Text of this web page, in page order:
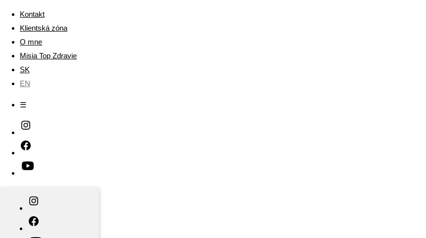
Kontakt
Klientská zóna
O mne
Misia Top Zdravie
SK
EN
☰